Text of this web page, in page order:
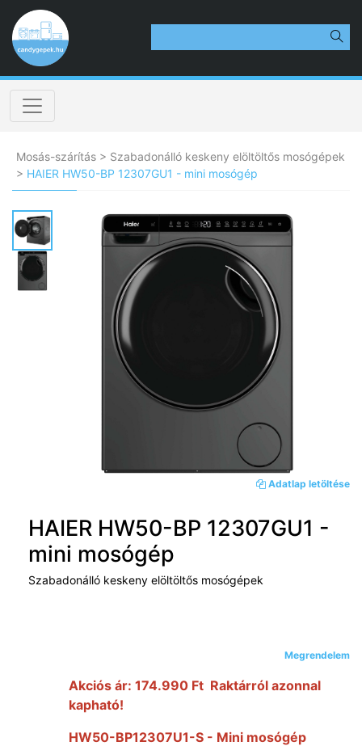
Mosás-szárítás > Szabadonálló keskeny elöltöltős mosógépek
> HAIER HW50-BP 12307GU1 - mini mosógép
Adatlap letöltése
Megrendelem
HAIER HW50-BP 12307GU1 -
mini mosógép
Szabadonálló keskeny elöltöltős mosógépek
Akciós ár: 174.990 Ft Raktárról azonnal
kapható!
HW50-BP12307U1-S - Mini mosógép